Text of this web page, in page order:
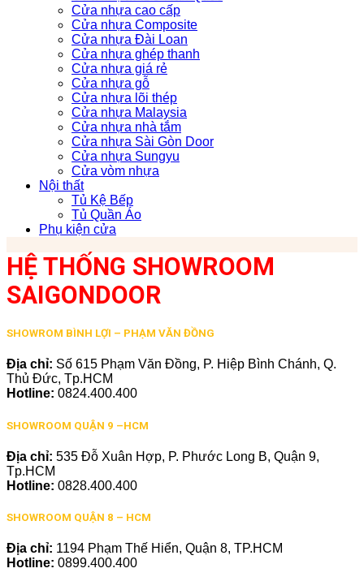
Cửa nhựa cao cấp
Cửa nhựa Composite
Cửa nhựa Đài Loan
Cửa nhựa ghép thanh
Cửa nhựa giá rẻ
Cửa nhựa gỗ
Cửa nhựa lõi thép
Cửa nhựa Malaysia
Cửa nhựa nhà tắm
Cửa nhựa Sài Gòn Door
Cửa nhựa Sungyu
Cửa vòm nhựa
Nội thất
Tủ Kệ Bếp
Tủ Quần Áo
Phụ kiện cửa
HỆ THỐNG SHOWROOM
SAIGONDOOR
SHOWROM BÌNH LỢI – PHẠM VĂN ĐỒNG
Địa chỉ: Số 615 Phạm Văn Đồng, P. Hiệp Bình Chánh, Q.
Thủ Đức, Tp.HCM
Hotline: 0824.400.400
SHOWROOM QUẬN 9 –HCM
Địa chỉ: 535 Đỗ Xuân Hợp, P. Phước Long B, Quận 9,
Tp.HCM
Hotline: 0828.400.400
SHOWROOM QUẬN 8 – HCM
Địa chỉ: 1194 Phạm Thế Hiển, Quận 8, TP.HCM
Hotline: 0899.400.400